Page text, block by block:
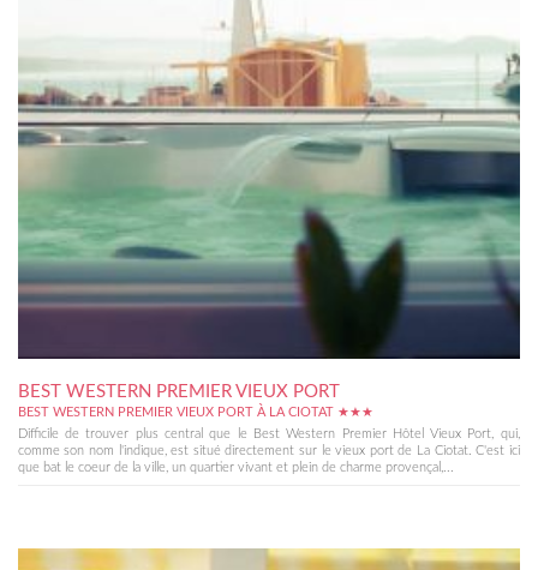
BEST WESTERN PREMIER VIEUX PORT
BEST WESTERN PREMIER VIEUX PORT À LA CIOTAT ★★★
Difficile de trouver plus central que le Best Western Premier Hôtel Vieux Port, qui,
comme son nom l'indique, est situé directement sur le vieux port de La Ciotat. C'est ici
que bat le coeur de la ville, un quartier vivant et plein de charme provençal,...